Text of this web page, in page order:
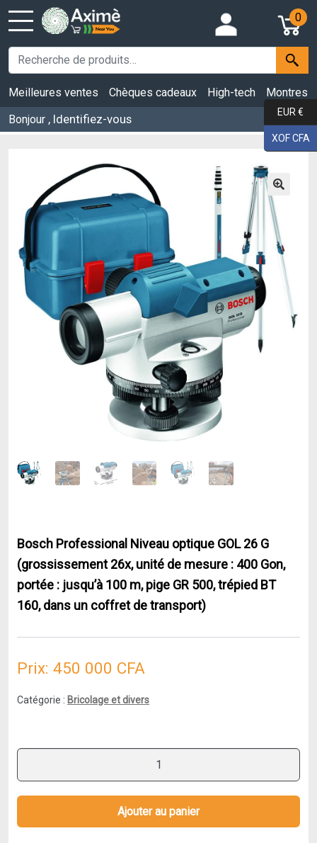
0
Meilleures ventes Chèques cadeaux High-tech
Montres
Bonjour , Identifiez-vous
Bosch Professional Niveau optique GOL 26 G
(grossissement 26x, unité de mesure : 400 Gon,
portée : jusqu’à 100 m, pige GR 500, trépied BT
160, dans un coffret de transport)
Prix: 450 000 CFA
Catégorie : Bricolage et divers
Professional
Niveau
Ajouter au panier
EUR €
XOF CFA